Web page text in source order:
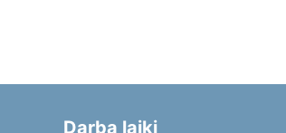
Darba laiki